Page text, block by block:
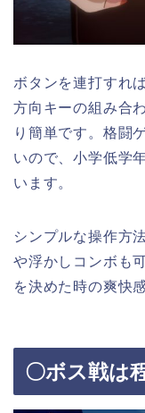
ボタンを連打すれ
方向キーの組み合
り簡単です。格闘
いので、小学低学
います。
シンプルな操作方
や浮かしコンボも
を決めた時の爽快
〇ボス戦は